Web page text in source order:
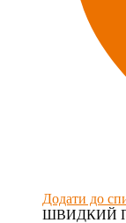
Додати до
ШВИДКИЙ